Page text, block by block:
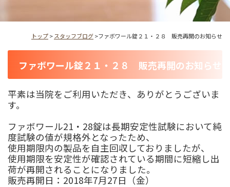
トップ> スタッフブログ>ファボワール錠２１・２８ 販売再開のお知らせ
ファボワール錠２１・２８ 販売再開のお知らせ
平素は当院をご利用いただき、ありがとうございま
す。
ファボワール21 ・ 28錠は長期安定性試験において純
度試験の値が規格外となったため、
使用期限内の製品を自主回収しておりましたが、
使用期限を安定性が確認されている期間に短縮し出
荷が再開されることになりました。
販売再開日：2018年7月27日（金）